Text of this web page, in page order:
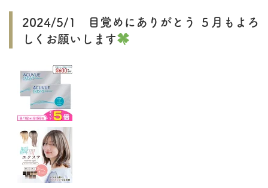
2024/5/1 目覚めにありがとう ５月もよろ
しくお願いします